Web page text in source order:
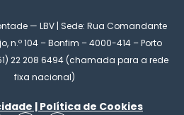
— LBV | Sede: Rua Comandante
n.º 104 – Bonfim – 4000-414 – Porto
22 208 6494 (chamada para a rede
fixa nacional)
| Política de Cookies